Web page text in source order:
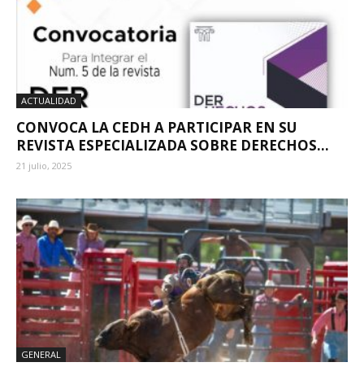
ACTUALIDAD
CONVOCA LA CEDH A PARTICIPAR EN SU
REVISTA ESPECIALIZADA SOBRE DERECHOS...
21 julio, 2025
GENERAL